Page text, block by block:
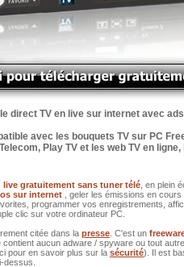
direct TV en live sur internet avec
avec les bouquets TV sur PC
Play TV et les web TV en
live gratuitement sans tuner télé , en plein
sur internet
, geler les émissions en
programmer vos enregistrements,
clic sur votre ordinateur PC.
citée dans la presse . C'est un
aucun adware / spyware ou tout
pour en savoir plus sur la sécurité). Il est
dessus.